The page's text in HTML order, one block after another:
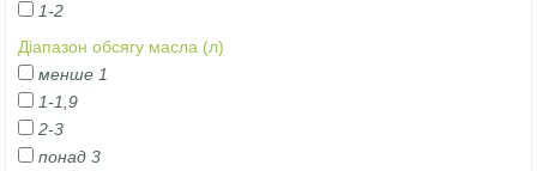
1-2
Діапазон обсягу масла (л)
менше 1
1-1,9
2-3
понад 3